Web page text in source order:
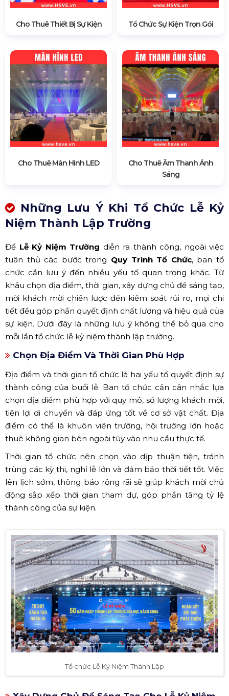
Cho Thuê Thiết Bị Sự Kiện Tổ Chức Sự Kiện Trọn Gói
Cho Thuê Màn Hình LED
Cho Thuê Âm Thanh Ánh
Sáng
Những Lưu Ý Khi Tổ Chức Lễ Kỷ
Niệm Thành Lập Trường
Để Lễ Kỷ Niệm Trường diễn ra thành công, ngoài việc
tuân thủ các bước trong Quy Trình Tổ Chức, ban tổ
chức cần lưu ý đến nhiều yếu tố quan trọng khác. Từ
khâu chọn địa điểm, thời gian, xây dựng chủ đề sáng tạo,
mời khách mời chiến lược đến kiểm soát rủi ro, mọi chi
tiết đều góp phần quyết định chất lượng và hiệu quả của
sự kiện. Dưới đây là những lưu ý không thể bỏ qua cho
mỗi lần tổ chức lễ kỷ niệm thành lập trường.
Chọn Địa Điểm Và Thời Gian Phù Hợp
Địa điểm và thời gian tổ chức là hai yếu tố quyết định sự
thành công của buổi lễ. Ban tổ chức cần cân nhắc lựa
chọn địa điểm phù hợp với quy mô, số lượng khách mời,
tiện lợi di chuyển và đáp ứng tốt về cơ sở vật chất. Địa
điểm có thể là khuôn viên trường, hội trường lớn hoặc
thuê không gian bên ngoài tùy vào nhu cầu thực tế.
Thời gian tổ chức nên chọn vào dịp thuận tiện, tránh
trùng các kỳ thi, nghỉ lễ lớn và đảm bảo thời tiết tốt. Việc
lên lịch sớm, thông báo rộng rãi sẽ giúp khách mời chủ
động sắp xếp thời gian tham dự, góp phần tăng tỷ lệ
thành công của sự kiện.
Tổ chức Lễ Kỷ Niệm Thành Lập